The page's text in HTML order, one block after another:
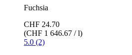
Fuchsia
CHF 24.70
(CHF 1 646.67 / l)
5.0 (2)